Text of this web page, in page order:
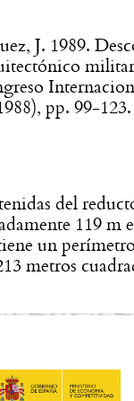
J. 1989.
pp. 99-
del
119 m
un
metros